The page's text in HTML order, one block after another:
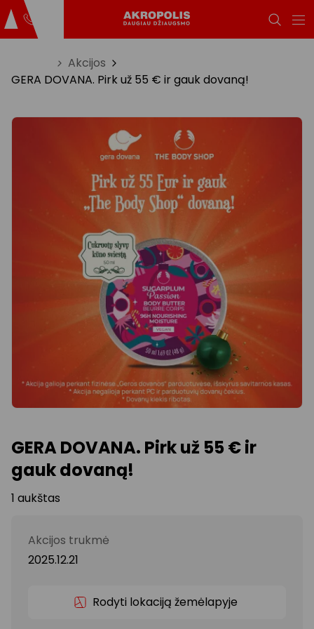
Akcijos
GERA DOVANA. Pirk už 55 € ir gauk dovaną!
GERA DOVANA. Pirk už 55 € ir
gauk dovaną!
1 aukštas
Akcijos trukmė
2025.12.21
Rodyti lokaciją žemėlapyje